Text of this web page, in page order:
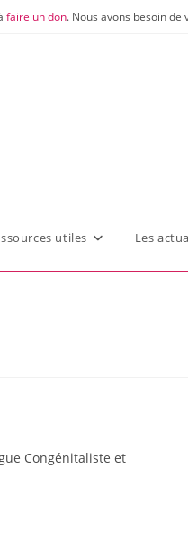
faire un don. Nous avons besoin
utiles Les
Congénitaliste et